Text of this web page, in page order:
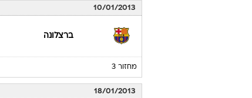
10/01/2013
ברצלונה
מחזור 3
18/01/2013